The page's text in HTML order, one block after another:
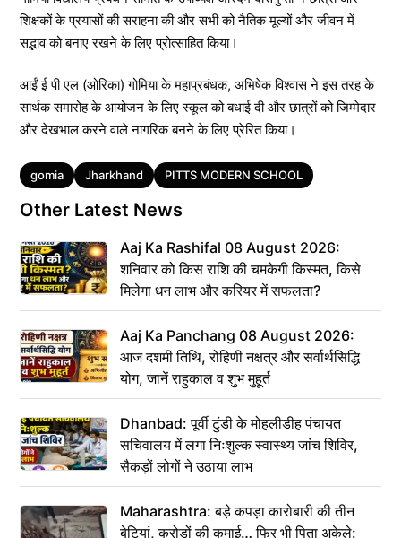
शिक्षकों के प्रयासों की सराहना की और सभी को नैतिक मूल्यों और जीवन में
सद्भाव को बनाए रखने के लिए प्रोत्साहित किया।
आईं ई पी एल (ओरिका) गोमिया के महाप्रबंधक, अभिषेक विश्वास ने इस तरह के
सार्थक समारोह के आयोजन के लिए स्कूल को बधाई दी और छात्रों को जिम्मेदार
और देखभाल करने वाले नागरिक बनने के लिए प्रेरित किया।
Tags
gomia Jharkhand PITTS MODERN SCHOOL
Other Latest News
Aaj Ka Rashifal 08 August 2026:
शनिवार को किस राशि की चमकेगी किस्मत, किसे
मिलेगा धन लाभ और करियर में सफलता?
Aaj Ka Panchang 08 August 2026:
आज दशमी तिथि, रोहिणी नक्षत्र और सर्वार्थसिद्धि
योग, जानें राहुकाल व शुभ मुहूर्त
Dhanbad: पूर्वी टुंडी के मोहलीडीह पंचायत
सचिवालय में लगा निःशुल्क स्वास्थ्य जांच शिविर,
सैकड़ों लोगों ने उठाया लाभ
Maharashtra: बड़े कपड़ा कारोबारी की तीन
बेटियां, करोड़ों की कमाई… फिर भी पिता अकेले: